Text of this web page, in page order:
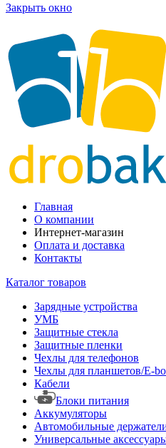
Закрыть окно
Главная
О компании
Интернет-магазин
Оплата и доставка
Контакты
Каталог товаров
Зарядные устройства
УМБ
Защитные стекла
Защитные пленки
Чехлы для телефонов
Чехлы для планшетов/E-
Кабели
Блоки питания
Аккумуляторы
Автомобильные
Универсальные